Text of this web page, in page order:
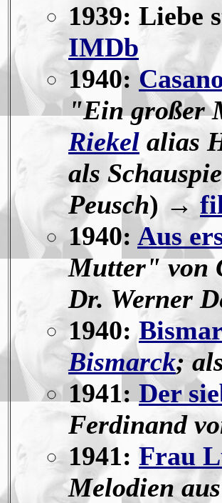
1939: Liebe
IMDb
1940:
"Ein großer
Riekel alias
als
Peusch) →
1940: Aus
Mutter" von
Dr. Werner
1940:
Bismarck;
1941: Der
Ferdinand
1941: Frau
Melodien